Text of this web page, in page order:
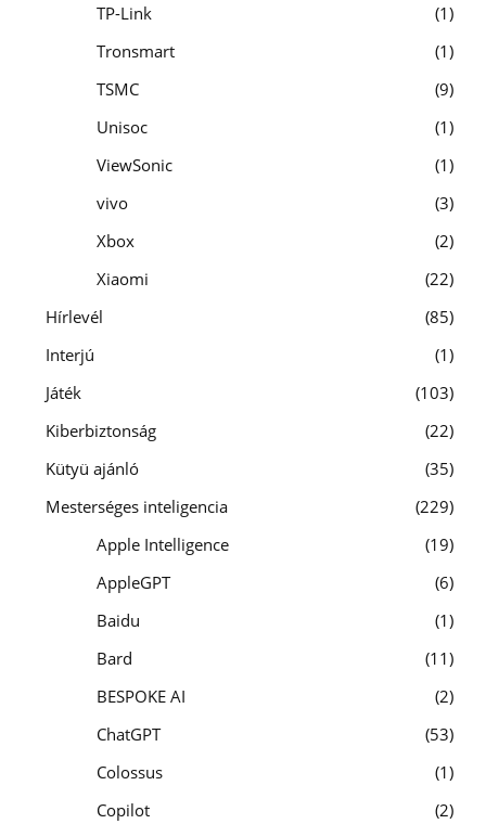
TP-Link
1
Tronsmart
1
TSMC
9
Unisoc
1
ViewSonic
1
vivo
3
Xbox
2
Xiaomi
22
Hírlevél
85
Interjú
1
Játék
103
Kiberbiztonság
22
Kütyü ajánló
35
Mesterséges inteligencia
229
Apple Intelligence
19
AppleGPT
6
Baidu
1
Bard
11
BESPOKE AI
2
ChatGPT
53
Colossus
1
Copilot
2